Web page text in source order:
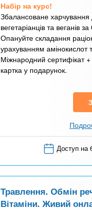
Набір на курс!
Збалансоване харчування
вегетаріанців та веганів за
Опануйте складання
урахуванням амінокислот
Міжнародний сертифікат +
картка у подарунок.
Доступ на
Травлення. Обмін
Вітаміни. Живий